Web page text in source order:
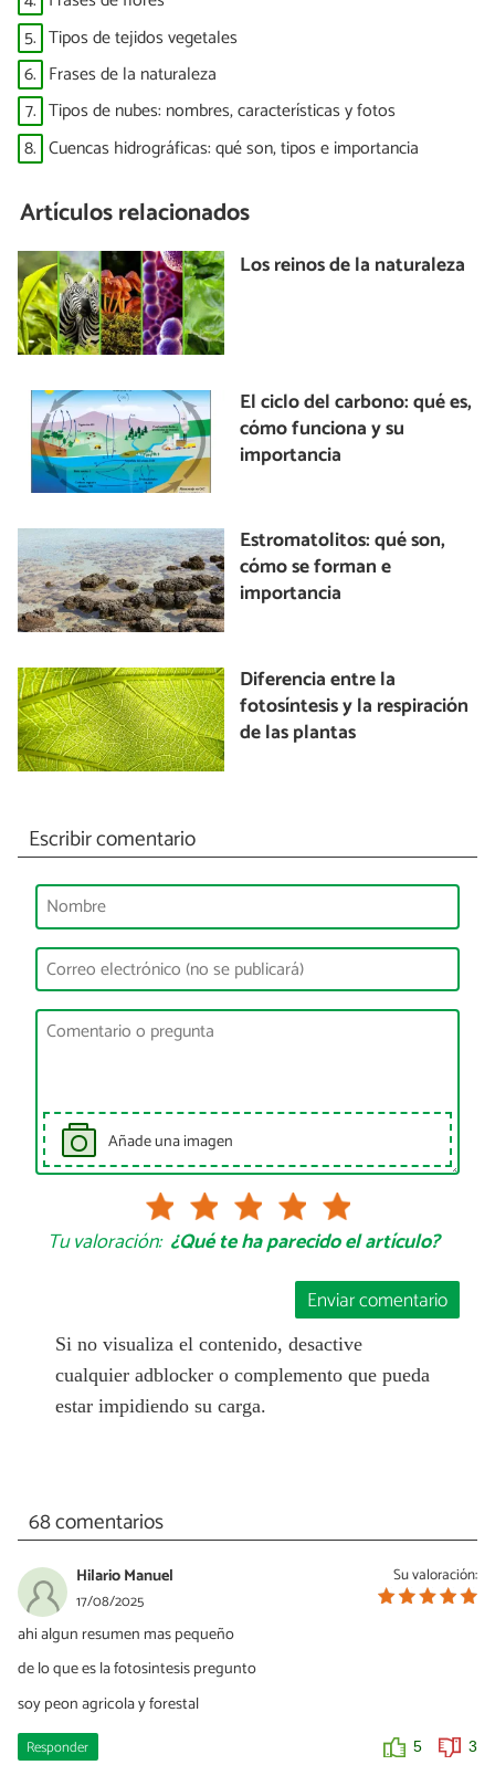
5. Tipos de tejidos vegetales
6. Frases de la naturaleza
7. Tipos de nubes: nombres, características y fotos
8. Cuencas hidrográficas: qué son, tipos e importancia
Artículos relacionados
Los reinos de la naturaleza
El ciclo del carbono: qué es,
cómo funciona y su
importancia
Estromatolitos: qué son,
cómo se forman e
importancia
Diferencia entre la
fotosíntesis y la respiración
de las plantas
Escribir comentario
Añade una imagen
Tu valoración: ¿Qué te ha parecido el artículo?
Enviar comentario
Si no visualiza el contenido, desactive
cualquier adblocker o complemento que pueda
estar impidiendo su carga.
68 comentarios
Su valoración:
Hilario Manuel
17/08/2025
ahi algun resumen mas pequeño
de lo que es la fotosintesis pregunto
soy peon agricola y forestal
Responder 5 3